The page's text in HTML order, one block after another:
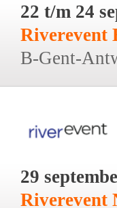
22 t/m 24
Riverevent
B-Gent-
29
Riverevent